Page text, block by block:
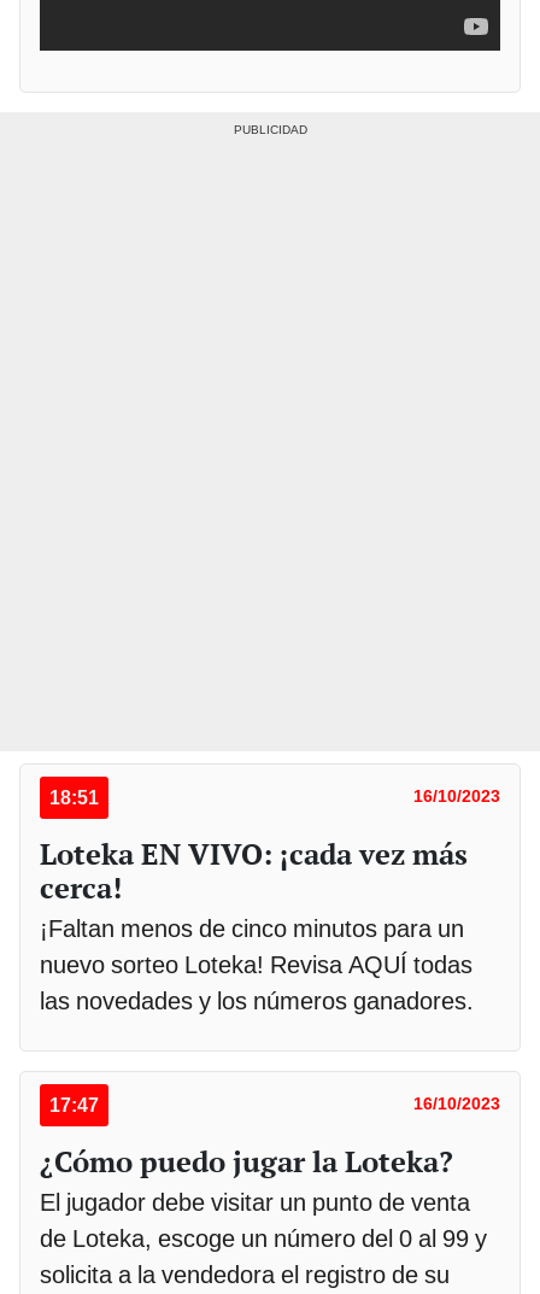
18:51 16/10/2023
Loteka EN VIVO: ¡cada vez más
cerca!
¡Faltan menos de cinco minutos para un
nuevo sorteo Loteka! Revisa AQUÍ todas
las novedades y los números ganadores.
17:47 16/10/2023
¿Cómo puedo jugar la Loteka?
El jugador debe visitar un punto de venta
de Loteka, escoge un número del 0 al 99 y
solicita a la vendedora el registro de su